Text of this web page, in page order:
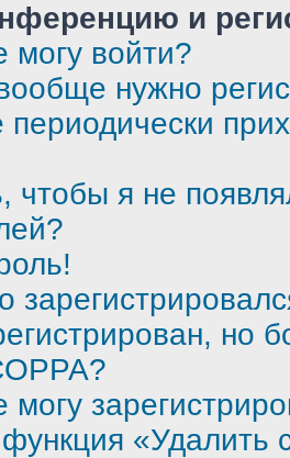
и
могу войти?
нужно
чтобы я не
но
«Удалить